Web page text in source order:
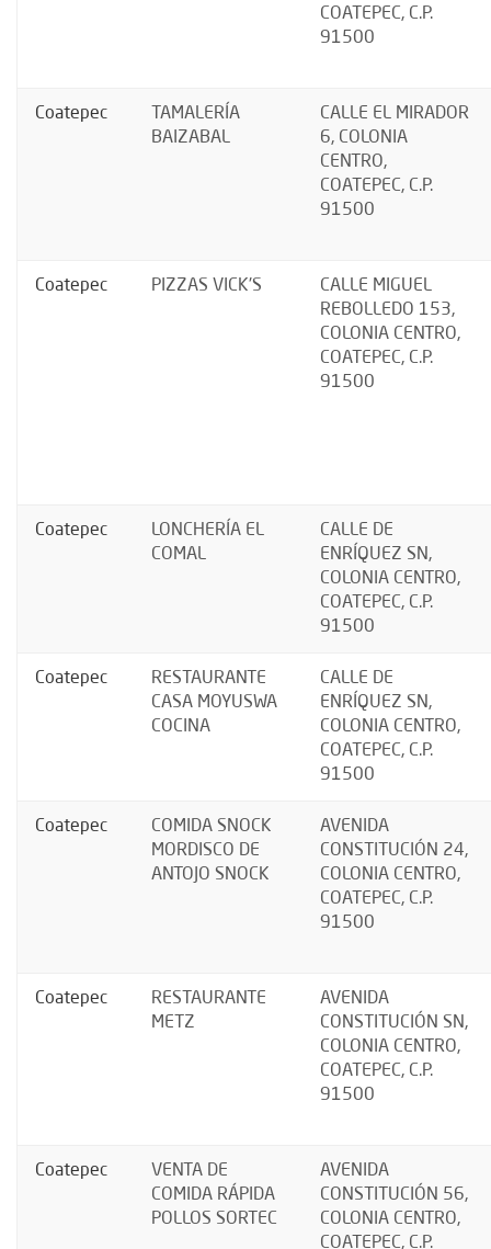
COATEPEC, C.P.
91500
Coatepec
TAMALERÍA
BAIZABAL
CALLE EL MIRADOR
6, COLONIA
CENTRO,
COATEPEC, C.P.
91500
Coatepec PIZZAS VICK'S
CALLE MIGUEL
REBOLLEDO 153,
COLONIA CENTRO,
COATEPEC, C.P.
91500
Coatepec
LONCHERÍA EL
COMAL
CALLE DE
ENRÍQUEZ SN,
COLONIA CENTRO,
COATEPEC, C.P.
91500
Coatepec
RESTAURANTE
CASA MOYUSWA
COCINA
CALLE DE
ENRÍQUEZ SN,
COLONIA CENTRO,
COATEPEC, C.P.
91500
Coatepec
COMIDA SNOCK
MORDISCO DE
ANTOJO SNOCK
AVENIDA
CONSTITUCIÓN 24,
COLONIA CENTRO,
COATEPEC, C.P.
91500
Coatepec
RESTAURANTE
METZ
AVENIDA
CONSTITUCIÓN SN,
COLONIA CENTRO,
COATEPEC, C.P.
91500
Coatepec
VENTA DE
COMIDA RÁPIDA
POLLOS SORTEC
AVENIDA
CONSTITUCIÓN 56,
COLONIA CENTRO,
COATEPEC, C.P.